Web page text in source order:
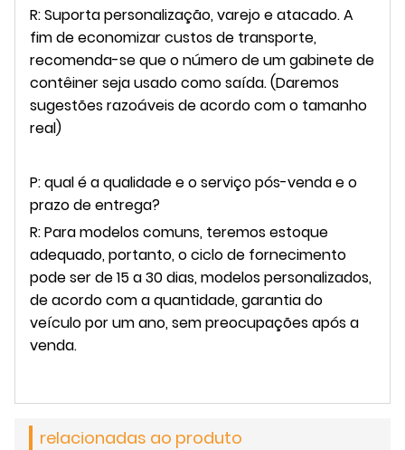
R: Suporta personalização, varejo e atacado. A
fim de economizar custos de transporte,
recomenda-se que o número de um gabinete de
contêiner seja usado como saída. (Daremos
sugestões razoáveis ​​de acordo com o tamanho
real)
P: qual é a qualidade e o serviço pós-venda e o
prazo de entrega?
R: Para modelos comuns, teremos estoque
adequado, portanto, o ciclo de fornecimento
pode ser de 15 a 30 dias, modelos personalizados,
de acordo com a quantidade, garantia do
veículo por um ano, sem preocupações após a
venda.
relacionadas ao produto